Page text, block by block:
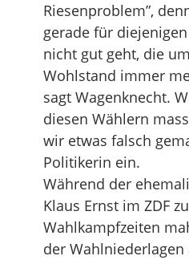
Riesenproblem”,
gerade für
nicht gut geht, die
Wohlstand immer
sagt Wagenknecht.
diesen Wählern
wir etwas falsch
Politikerin ein.
Während der
Klaus Ernst im ZDF
Wahlkampfzeiten
der